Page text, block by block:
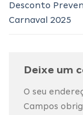
Desconto
Carnaval 2025
Deixe um
O seu
Campos